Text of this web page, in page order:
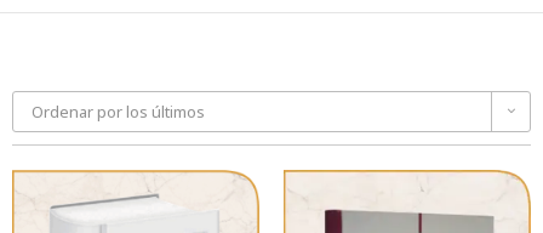
Ordenar por los últimos